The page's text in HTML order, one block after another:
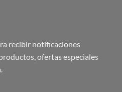
recibir notificaciones
ofertas especiales